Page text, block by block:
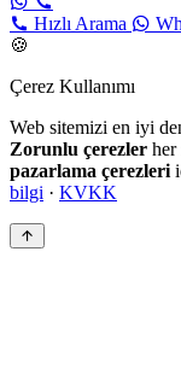
Hızlı Arama
🍪
Çerez Kullanımı
Web sitemizi en iyi
Zorunlu çerezler her
pazarlama çerezleri
bilgi · KVKK